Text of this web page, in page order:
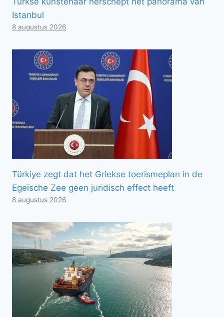
Istanbul
8 augustus 2026
Türkiye zegt dat het Griekse toerismeplan in de
Egeïsche Zee geen juridisch effect heeft
8 augustus 2026